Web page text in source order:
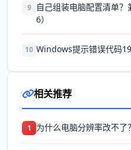
9
自己组装电脑配置清单
6）
10 Windows提示错误代码
相关推荐
1 为什么电脑分辨率改不